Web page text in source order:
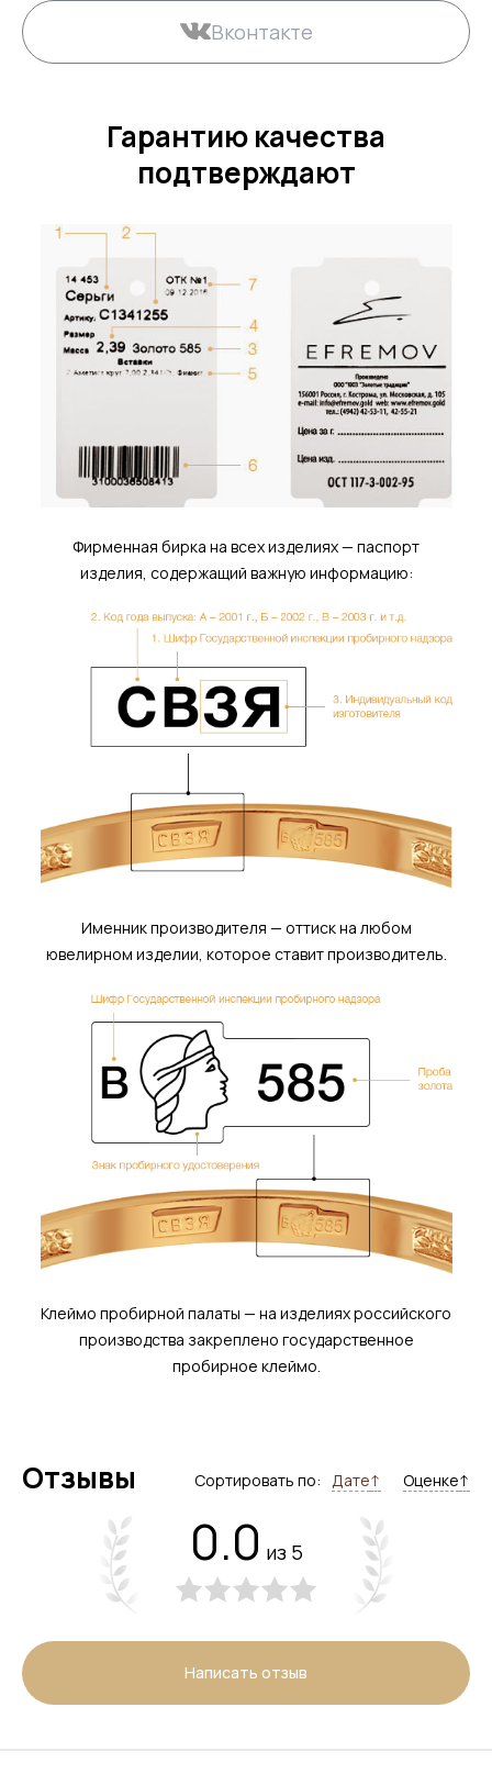
Вконтакте
Гарантию качества
подтверждают
Фирменная бирка на всех изделиях — паспорт
изделия, содержащий важную информацию:
Именник производителя — оттиск на любом
ювелирном изделии, которое ставит производитель.
Клеймо пробирной палаты — на изделиях российского
производства закреплено государственное
пробирное клеймо.
Отзывы Сортировать по: Дате↑ Оценке↑
0.0 из 5
Написать отзыв